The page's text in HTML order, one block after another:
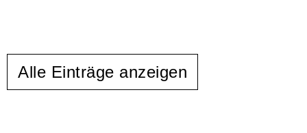
Alle Einträge anzeigen